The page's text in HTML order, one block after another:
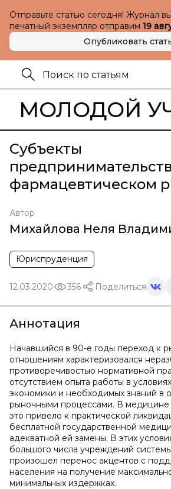
Отправьте статью сегодня! Журнал
печатный экземпляр отправим 19
Опубликовать
МОЛОДОЙ
Субъекты
фармацевтическом
Автор
Михайлова Неля
Юриспруденция
12.03.2020 356 Поделиться
Аннотация
Начавшийся в 90-е годы переход к
отношениям характеризовался
противоречивостью нормативной
отсутствием опыта работы в
экономики и необходимых знаний в
рыночными процессами. В медицине
это привело к практической
бесплатной государственной
адекватной ей замены. В этих
большого числа учреждений
произошел перенос акцентов с
населения на получение
минимальных издержках.